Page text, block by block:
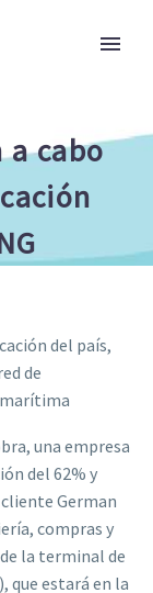
a cabo
del país,
de
una empresa
del 62% y
German
compras y
la terminal de
que estará en la